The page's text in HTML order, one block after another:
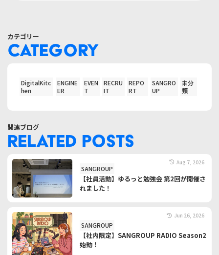
カテゴリー
CATEGORY
DigitalKitc
hen
ENGINE
ER
EVEN
T
RECRU
IT
REPO
RT
SANGRO
UP
未分
類
関連ブログ
RELATED POSTS
Aug 7, 2026
SANGROUP
【社員活動】ゆるっと勉強会 第2回が開催さ
れました！
Jun 26, 2026
SANGROUP
【社内限定】SANGROUP RADIO Season2
始動！